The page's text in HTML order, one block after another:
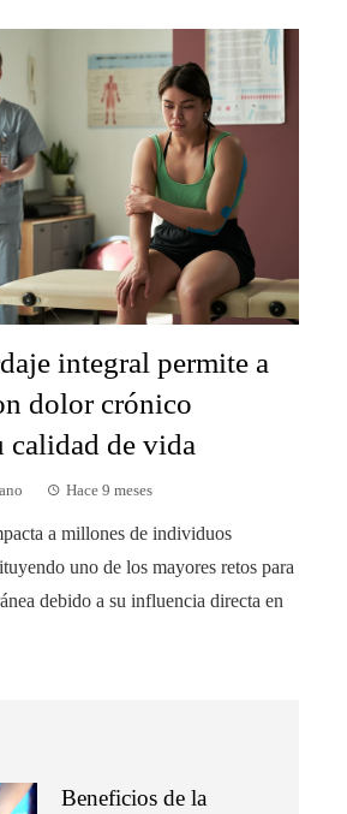
integral permite a
dolor crónico
calidad de vida
Hace 9 meses
a millones de individuos
uno de los mayores retos para
debido a su influencia directa en
Beneficios de la